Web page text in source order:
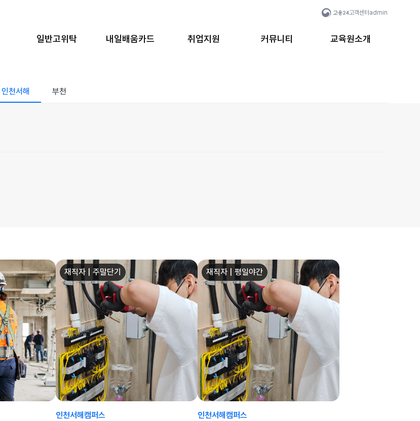
고객센터 admin
일반고위탁 내일배움카드 취업지원 커뮤니티 교육원소개
인천서해 부천
재직자 | 주말단기
인천서해캠퍼스
재직자 | 평일야간
인천서해캠퍼스